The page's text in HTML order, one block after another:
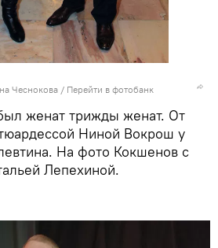
Чеснокова / Перейти в фотобанк
женат трижды женат. От
Ниной Вокрош у
На фото Кокшенов с
Лепехиной.